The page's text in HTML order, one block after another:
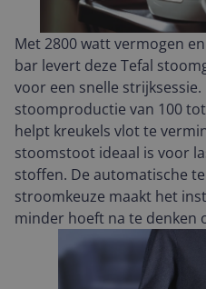
Met 2800 watt vermogen
bar levert deze Tefal
voor een snelle
stoomproductie van 100
helpt kreukels vlot te
stoomstoot ideaal is voor
stoffen. De automatische
stroomkeuze maakt het
minder hoeft na te denken